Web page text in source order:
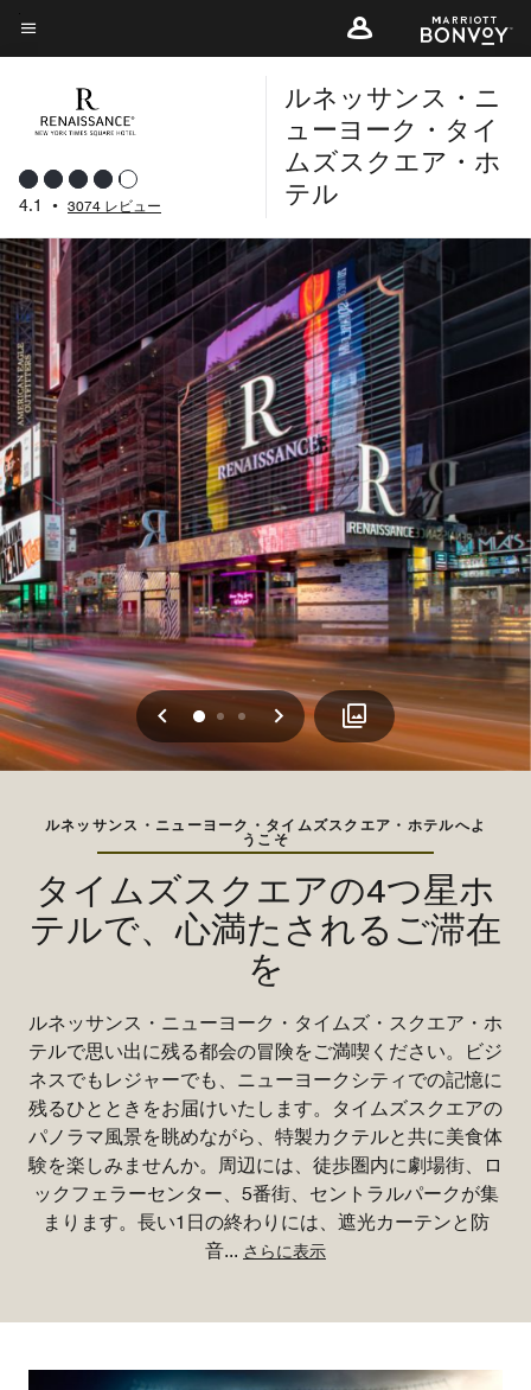
Skip
to
content
メニューのテキスト
4.1 • 3074 レビュー
ルネッサンス・ニ
ューヨーク・タイ
ムズスクエア・ホ
テル
戻る
0 1 2 次へ
ルネッサンス・ニューヨーク・タイムズスクエア・ホテルへよ
うこそ
タイムズスクエアの4つ星ホ
テルで、心満たされるご滞在
を
ルネッサンス・ニューヨーク・タイムズ・スクエア・ホ
テルで思い出に残る都会の冒険をご満喫ください。ビジ
ネスでもレジャーでも、ニューヨークシティでの記憶に
残るひとときをお届けいたします。タイムズスクエアの
パノラマ風景を眺めながら、特製カクテルと共に美食体
験を楽しみませんか。周辺には、徒歩圏内に劇場街、ロ
ックフェラーセンター、5番街、セントラルパークが集
まります。長い1日の終わりには、遮光カーテンと防
音... さらに表示